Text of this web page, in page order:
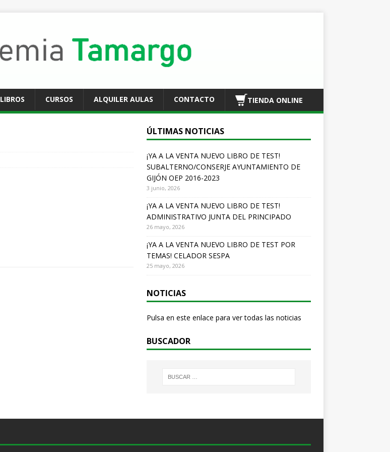
LIBROS CURSOS ALQUILER AULAS CONTACTO TIENDA ONLINE
ÚLTIMAS NOTICIAS
¡YA A LA VENTA NUEVO LIBRO DE TEST!
SUBALTERNO/CONSERJE AYUNTAMIENTO DE
GIJÓN OEP 2016-2023
3 junio, 2026
¡YA A LA VENTA NUEVO LIBRO DE TEST!
ADMINISTRATIVO JUNTA DEL PRINCIPADO
26 mayo, 2026
¡YA A LA VENTA NUEVO LIBRO DE TEST POR
TEMAS! CELADOR SESPA
25 mayo, 2026
NOTICIAS
Pulsa en este enlace para ver todas las noticias
BUSCADOR